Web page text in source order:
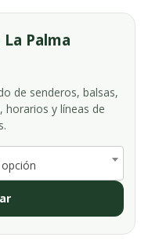
Palma
de senderos, balsas,
horarios y líneas de